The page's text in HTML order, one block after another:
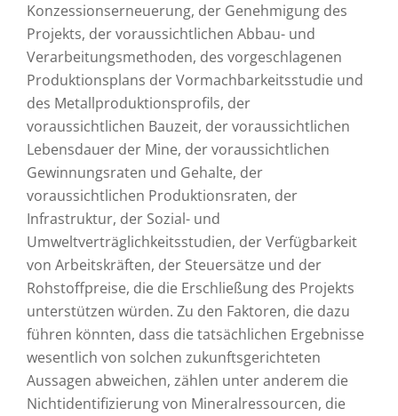
Konzessionserneuerung, der Genehmigung des
Projekts, der voraussichtlichen Abbau- und
Verarbeitungsmethoden, des vorgeschlagenen
Produktionsplans der Vormachbarkeitsstudie und
des Metallproduktionsprofils, der
voraussichtlichen Bauzeit, der voraussichtlichen
Lebensdauer der Mine, der voraussichtlichen
Gewinnungsraten und Gehalte, der
voraussichtlichen Produktionsraten, der
Infrastruktur, der Sozial- und
Umweltverträglichkeitsstudien, der Verfügbarkeit
von Arbeitskräften, der Steuersätze und der
Rohstoffpreise, die die Erschließung des Projekts
unterstützen würden. Zu den Faktoren, die dazu
führen könnten, dass die tatsächlichen Ergebnisse
wesentlich von solchen zukunftsgerichteten
Aussagen abweichen, zählen unter anderem die
Nichtidentifizierung von Mineralressourcen, die